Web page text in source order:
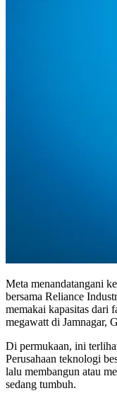
Meta menandatangani
bersama Reliance
memakai kapasitas dari
megawatt di Jamnagar,
Di permukaan, ini
Perusahaan teknologi
lalu membangun atau
sedang tumbuh.